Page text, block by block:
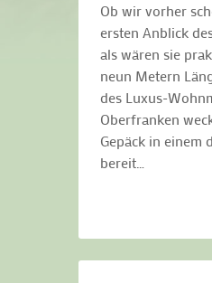
Ob wir vorher
ersten Anblick
als wären sie
neun Metern
des Luxus-
Oberfranken
Gepäck in einem
bereit…